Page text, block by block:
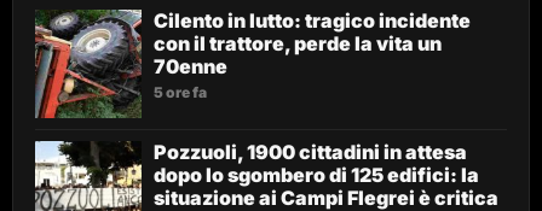
Cilento in lutto: tragico incidente
con il trattore, perde la vita un
70enne
5 ore fa
Pozzuoli, 1900 cittadini in attesa
dopo lo sgombero di 125 edifici: la
situazione ai Campi Flegrei è critica